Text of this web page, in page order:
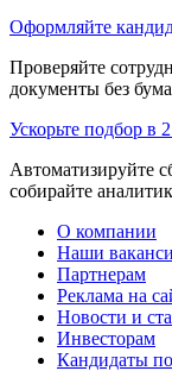
Оформляйте
Проверяйте
документы без
Ускорьте подбор в
Автоматизируйте
собирайте
О компании
Наши
Партнерам
Реклама на
Новости и
Инвесторам
Кандидаты